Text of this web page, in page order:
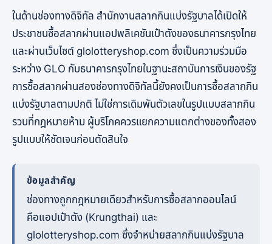
ในด้านช่องทางดิจิทัล สำนักงานสลากกินแบ่งรัฐบาลได้เปิดให้
ประชาชนซื้อสลากผ่านแอปพลิเคชันเป๋าตังของธนาคารกรุงไทย
และผ่านเว็บไซต์ glolotteryshop.com ซึ่งเป็นความร่วมมือ
ระหว่าง GLO กับธนาคารกรุงไทยในฐานะสถาบันการเงินของรัฐ
การซื้อสลากผ่านสองช่องทางดิจิทัลนี้ยังคงเป็นการซื้อสลากกิน
แบ่งรัฐบาลตามปกติ ไม่ใช่การเดิมพันตัวเลขในรูปแบบสลากกิน
รวบที่กฎหมายห้าม ผู้บริโภคควรแยกความแตกต่างของทั้งสอง
รูปแบบให้ชัดเจนก่อนตัดสินใจ
ข้อมูลสำคัญ
ช่องทางถูกกฎหมายเดียวสำหรับการซื้อสลากออนไลน์
คือแอปเป๋าตัง (Krungthai) และ
glolotteryshop.com ซึ่งจำหน่ายสลากกินแบ่งรัฐบาล